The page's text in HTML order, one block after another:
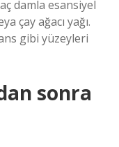
damla esansiyel
çay ağacı yağı.
gibi yüzeyleri
sonra